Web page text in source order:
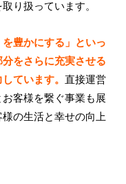
り扱っています。
豊かにする」といっ
をさらに充実させる
ています。直接運営
客様を繋ぐ事業も展
の生活と幸せの向上